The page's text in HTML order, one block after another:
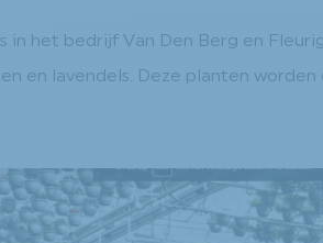
in het bedrijf Van Den Berg en
en lavendels. Deze planten